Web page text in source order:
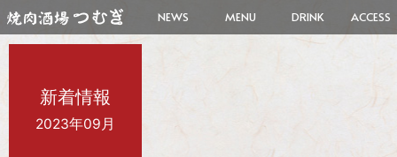
新着情報
2023年09月
NEWS MENU DRINK ACCESS